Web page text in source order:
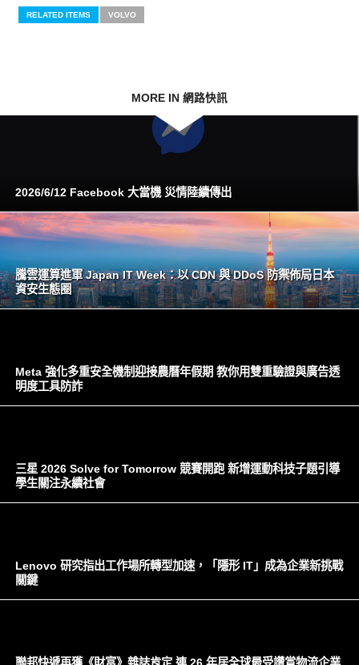
RELATED ITEMS VOLVO
MORE IN 網路快訊
2026/6/12 Facebook 大當機 災情陸續傳出
騰雲運算進軍 Japan IT Week：以 CDN 與 DDoS 防禦佈局日本
資安生態圈
Meta 強化多重安全機制迎接農曆年假期 教你用雙重驗證與廣告透
明度工具防詐
三星 2026 Solve for Tomorrow 競賽開跑 新增運動科技子題引導
學生關注永續社會
Lenovo 研究指出工作場所轉型加速，「隱形 IT」成為企業新挑戰
關鍵